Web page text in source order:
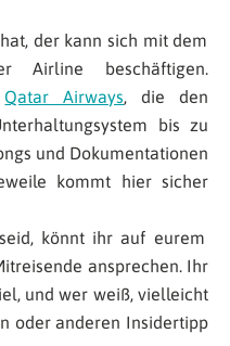
der kann sich mit dem
Airline beschäftigen.
Qatar Airways, die den
bis zu
und Dokumentationen
kommt hier sicher
könnt ihr auf eurem
ansprechen. Ihr
und wer weiß, vielleicht
oder anderen Insidertipp